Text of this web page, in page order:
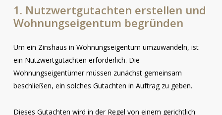
1. Nutzwertgutachten erstellen und
Wohnungseigentum begründen
Um ein Zinshaus in Wohnungseigentum umzuwandeln, ist
ein Nutzwertgutachten erforderlich. Die
Wohnungseigentümer müssen zunächst gemeinsam
beschließen, ein solches Gutachten in Auftrag zu geben.
Dieses Gutachten wird in der Regel von einem gerichtlich